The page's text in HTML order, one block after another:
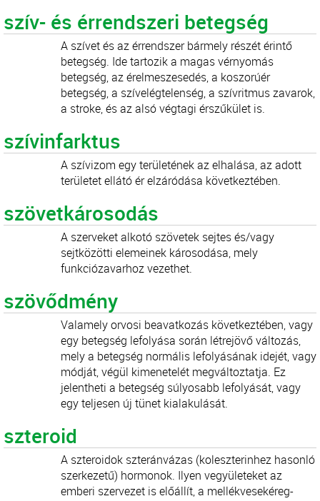
szív- és érrendszeri betegség
A szívet és az érrendszer bármely részét érintő
betegség. Ide tartozik a magas vérnyomás
betegség, az érelmeszesedés, a koszorúér
betegség, a szívelégtelenség, a szívritmus zavarok,
a stroke, és az alsó végtagi érszűkület is.
szívinfarktus
A szívizom egy területének az elhalása, az adott
területet ellátó ér elzáródása következtében.
szövetkárosodás
A szerveket alkotó szövetek sejtes és/vagy
sejtközötti elemeinek károsodása, mely
funkciózavarhoz vezethet.
szövődmény
Valamely orvosi beavatkozás következtében, vagy
egy betegség lefolyása során létrejövő változás,
mely a betegség normális lefolyásának idejét, vagy
módját, végül kimenetelét megváltoztatja. Ez
jelentheti a betegség súlyosabb lefolyását, vagy
egy teljesen új tünet kialakulását.
szteroid
A szteroidok szteránvázas (koleszterinhez hasonló
szerkezetű) hormonok. Ilyen vegyületeket az
emberi szervezet is előállít, a mellékvesekéreg-